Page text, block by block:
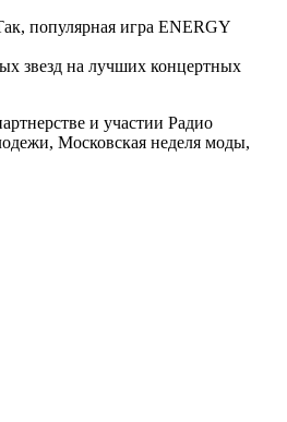
популярная игра ENERGY
звезд на лучших концертных
и участии Радио
Московская неделя моды,